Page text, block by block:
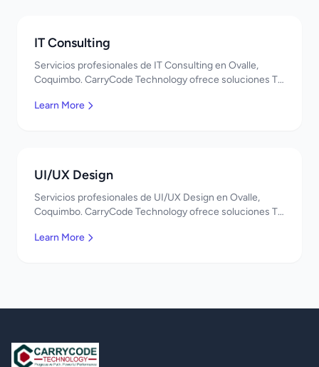
IT Consulting
Servicios profesionales de IT Consulting en Ovalle,
Coquimbo. CarryCode Technology ofrece soluciones TI
Learn More
UI/UX Design
Servicios profesionales de UI/UX Design en Ovalle,
Coquimbo. CarryCode Technology ofrece soluciones TI
Learn More